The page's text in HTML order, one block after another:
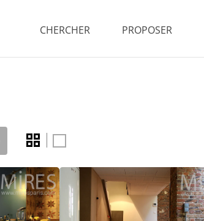
CHERCHER PROPOSER